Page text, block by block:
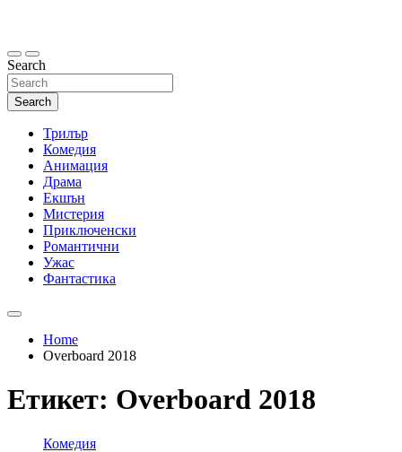
Search
Search
Трилър
Комедия
Анимация
Драма
Екшън
Мистерия
Приключенски
Романтични
Ужас
Фантастика
Home
Overboard 2018
Етикет: Overboard 2018
Комедия